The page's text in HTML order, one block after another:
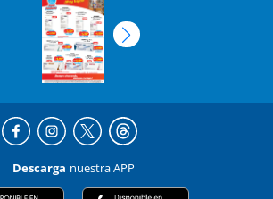
Descarga nuestra APP